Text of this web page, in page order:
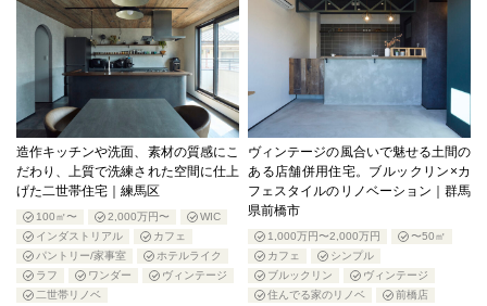
造作キッチンや洗面、素材の質感にこ
だわり、上質で洗練された空間に仕上
げた二世帯住宅｜練馬区
100㎡〜 2,000万円〜
WIC
インダストリアル
カフェ
パントリー/家事室
ホテルライク
ラフ
ワンダー
ヴィンテージ
二世帯リノベ
ヴィンテージの風合いで魅せる土間の
ある店舗併用住宅。ブルックリン×カ
フェスタイルのリノベーション｜群馬
県前橋市
1,000万円〜2,000万円
〜50㎡
カフェ
シンプル
ブルックリン
ヴィンテージ
住んでる家のリノベ
前橋店